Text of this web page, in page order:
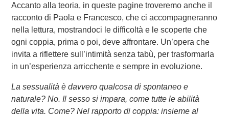
Accanto alla teoria, in queste pagine troveremo anche il
racconto di Paola e Francesco, che ci accompagneranno
nella lettura, mostrandoci le difficoltà e le scoperte che
ogni coppia, prima o poi, deve affrontare. Un’opera che
invita a riflettere sull’intimità senza tabù, per trasformarla
in un’esperienza arricchente e sempre in evoluzione.
La sessualità è davvero qualcosa di spontaneo e
naturale? No. Il sesso si impara, come tutte le abilità
della vita. Come? Nel rapporto di coppia: insieme al